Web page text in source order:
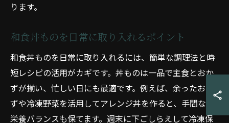
ります。
和食丼ものを日常に取り入れるポイント
和食丼ものを日常に取り入れるには、簡単な調理法と時
短レシピの活用がカギです。丼ものは一品で主食とおか
ずが揃い、忙しい日にも最適です。例えば、余ったおか
ずや冷凍野菜を活用してアレンジ丼を作ると、手間なく
栄養バランスも保てます。週末に下ごしらえして冷凍保